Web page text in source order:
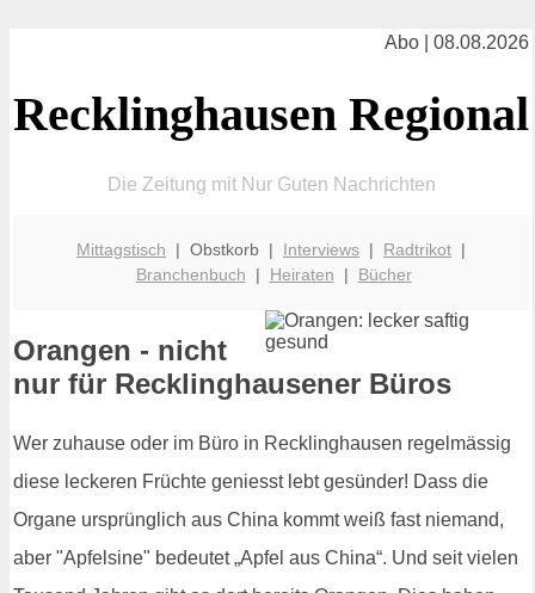
Abo | 08.08.2026
Recklinghausen Regional
Die Zeitung mit Nur Guten Nachrichten
Mittagstisch | Obstkorb | Interviews | Radtrikot |
Branchenbuch | Heiraten | Bücher
Orangen - nicht
nur für Recklinghausener Büros
Wer zuhause oder im Büro in Recklinghausen regelmässig
diese leckeren Früchte geniesst lebt gesünder! Dass die
Organe ursprünglich aus China kommt weiß fast niemand,
aber "Apfelsine" bedeutet „Apfel aus China“. Und seit vielen